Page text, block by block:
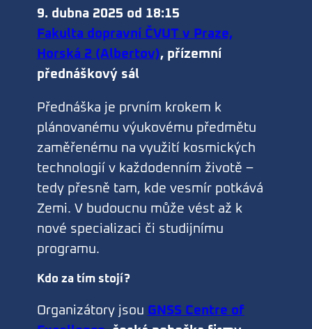
9. dubna 2025 od 18:15
Fakulta dopravní ČVUT v Praze,
Horská 2 (Albertov), přízemní
přednáškový sál
Přednáška je prvním krokem k
plánovanému výukovému předmětu
zaměřenému na využití kosmických
technologií v každodenním životě –
tedy přesně tam, kde vesmír potkává
Zemi. V budoucnu může vést až k
nové specializaci či studijnímu
programu.
Kdo za tím stojí?
Organizátory jsou GNSS Centre of